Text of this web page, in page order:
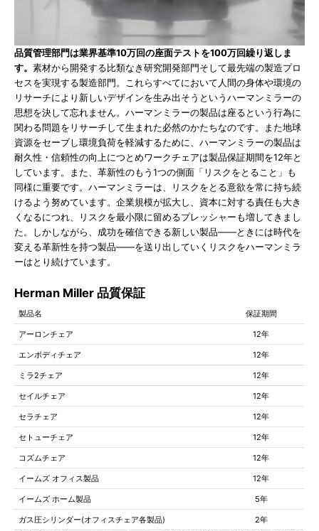
品質管理部門は業界基準10万回の座面テストを100万回繰り返しま
す。 素材から開発する比類なき研究開発部門そして最先端の製造プロ
セスを実現する製造部門。これらすべてにおいて人間の身体や環境の
リサーチにより新しいデザインを生み出そうというハーマンミラーの
思想を決して忘れません。ハーマンミラーの製品は座るという行為に
関わる問題をリサーチして生まれた必然のかたちなのです。また地球
資源をセーブし環境負荷を軽減するために、ハーマンミラーの製品は
耐久性・信頼性の向上につとめワークチェアは製品保証期間を12年と
しています。また、革新性のもう1つの側面「リスクをとること」も
同様に重要です。ハーマンミラーは、リスクをとる意欲を常に持ち続
けるよう努めています。企業規模が拡大し、資本に対する責任も大き
くなるにつれ、リスクを最小限に留めるプレッシャーも増してきまし
た。しかしながら、成功を確信できる新しい製品――ときには時代を
変える革新性を持つ製品――を送り出していくリスクをハーマンミラ
ーはとり続けています。
Herman Miller 品質保証
製品名 保証期間
アーロンチェア 12年
エンボディチェア 12年
ミラ2チェア 12年
セイルチェア 12年
セラチェア 12年
セトューチェア 12年
コズムチェア 12年
イームズ オフィス製品 12年
イームズ ホーム製品 5年
ガス圧シリンダー(オフィスチェア各製品)
2年